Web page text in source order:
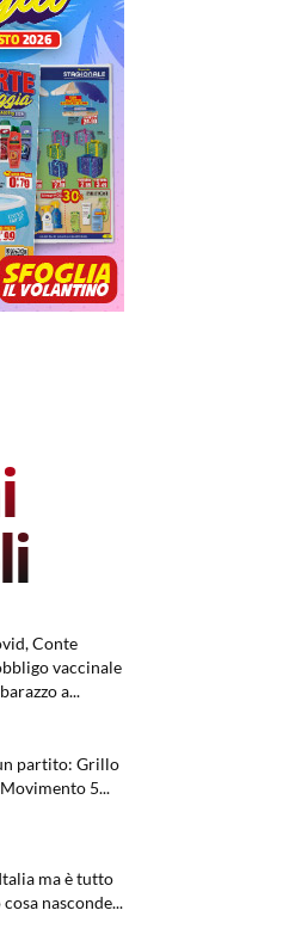
Conte
vaccinale
a...
partito: Grillo
5...
ma è tutto
nasconde...